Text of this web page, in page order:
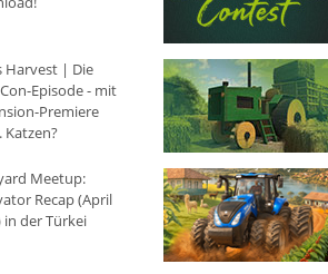
Harvest | Die
Episode - mit
Premiere
Katzen?
Meetup:
Recap (April
in der Türkei